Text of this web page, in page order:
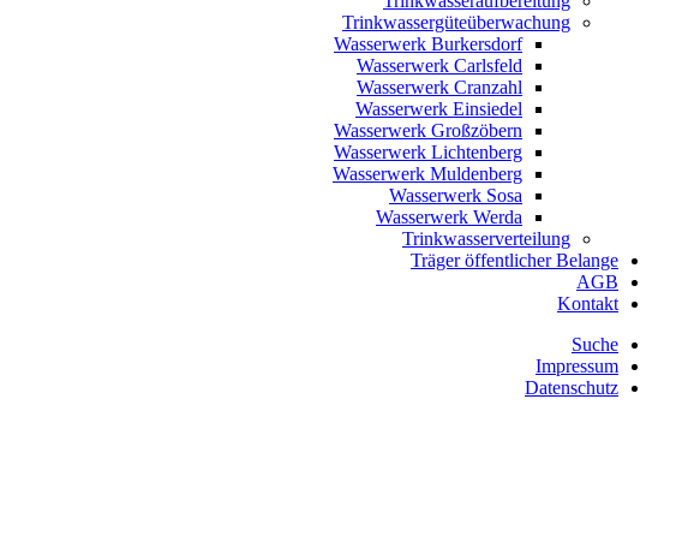
Trinkwassergüteüberwachung
Wasserwerk Burkersdorf
Wasserwerk Carlsfeld
Wasserwerk Cranzahl
Wasserwerk Einsiedel
Wasserwerk Großzöbern
Wasserwerk Lichtenberg
Wasserwerk Muldenberg
Wasserwerk Sosa
Wasserwerk Werda
Trinkwasserverteilung
Träger öffentlicher Belange
AGB
Kontakt
Suche
Impressum
Datenschutz